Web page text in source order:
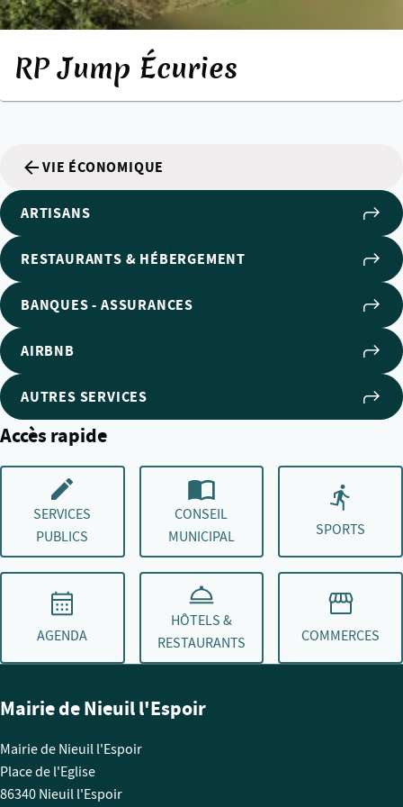
RP Jump Écuries
VIE ÉCONOMIQUE
ARTISANS
RESTAURANTS & HÉBERGEMENT
BANQUES - ASSURANCES
AIRBNB
AUTRES SERVICES
Accès rapide
SERVICES
PUBLICS
CONSEIL
MUNICIPAL
SPORTS
AGENDA
HÔTELS &
RESTAURANTS
COMMERCES
Mairie de Nieuil l'Espoir
Mairie de Nieuil l'Espoir
Place de l'Eglise
86340 Nieuil l'Espoir